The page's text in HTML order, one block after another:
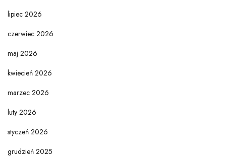
lipiec 2026
czerwiec 2026
maj 2026
kwiecień 2026
marzec 2026
luty 2026
styczeń 2026
grudzień 2025